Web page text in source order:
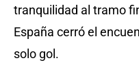
tranquilidad al tramo
España cerró el
solo gol.